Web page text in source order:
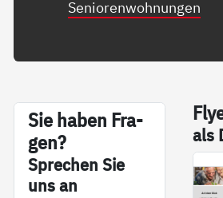
Seniorenwohnungen
Sie ha­ben Fra­
gen?
Sp­re­chen Sie
uns an
als